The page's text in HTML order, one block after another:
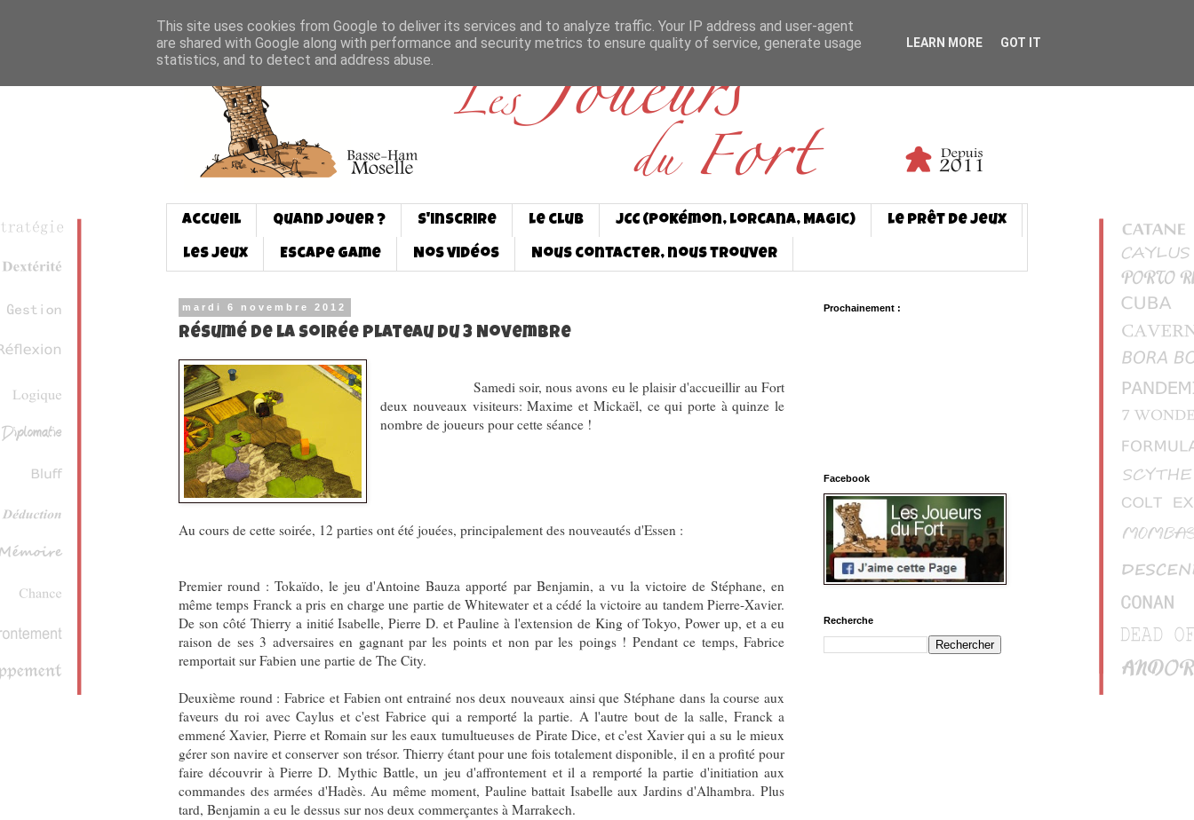
Accueil Quand jouer ? S'inscrire Le club JCC (Pokémon, Lorcana, Magic) Le prêt de jeux
Les jeux Escape game Nos vidéos Nous contacter, nous trouver
mardi 6 novembre 2012
Résumé de la soirée plateau du 3 Novembre
Samedi soir, nous avons eu le plaisir d'accueillir au Fort
deux nouveaux visiteurs: Maxime et Mickaël, ce qui porte à quinze le
nombre de joueurs pour cette séance !
Au cours de cette soirée, 12 parties ont été jouées, principalement des nouveautés d'Essen :
Premier round : Tokaïdo, le jeu d'Antoine Bauza apporté par Benjamin, a vu la victoire de Stéphane, en
même temps Franck a pris en charge une partie de Whitewater et a cédé la victoire au tandem Pierre-Xavier.
De son côté Thierry a initié Isabelle, Pierre D. et Pauline à l'extension de King of Tokyo, Power up, et a eu
raison de ses 3 adversaires en gagnant par les points et non par les poings ! Pendant ce temps, Fabrice
remportait sur Fabien une partie de The City.
Deuxième round : Fabrice et Fabien ont entrainé nos deux nouveaux ainsi que Stéphane dans la course aux
faveurs du roi avec Caylus et c'est Fabrice qui a remporté la partie. A l'autre bout de la salle, Franck a
emmené Xavier, Pierre et Romain sur les eaux tumultueuses de Pirate Dice, et c'est Xavier qui a su le mieux
gérer son navire et conserver son trésor. Thierry étant pour une fois totalement disponible, il en a profité pour
faire découvrir à Pierre D. Mythic Battle, un jeu d'affrontement et il a remporté la partie d'initiation aux
commandes des armées d'Hadès. Au même moment, Pauline battait Isabelle aux Jardins d'Alhambra. Plus
tard, Benjamin a eu le dessus sur nos deux commerçantes à Marrakech.
Prochainement :
Facebook
Recherche
This site uses cookies from Google to deliver its services and to analyze traffic. Your IP address and user-agent
are shared with Google along with performance and security metrics to ensure quality of service, generate usage
statistics, and to detect and address abuse.
LEARN MORE GOT IT